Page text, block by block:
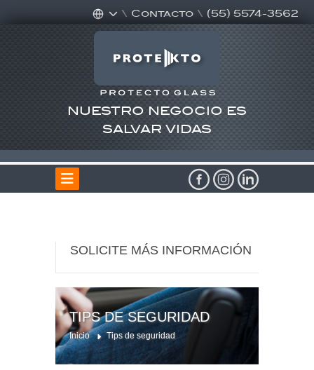
\ Contacto \ (55) 5574-3562
NUESTRO NEGOCIO ES
SALVAR VIDAS
SOLICITE MÁS INFORMACIÓN
TIPS DE SEGURIDAD
Inicio Tips de seguridad